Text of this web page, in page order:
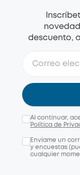
descuento,
Al continuar,
Política de
Envíame un
y encuestas
cualquier